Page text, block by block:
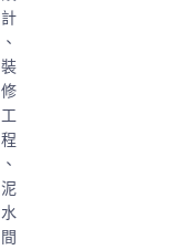
計
、
裝
修
工
程
、
泥
水
間